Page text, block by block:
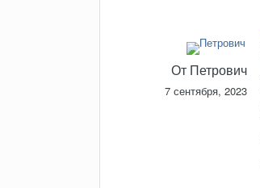
От Петрович
7 сентября, 2023